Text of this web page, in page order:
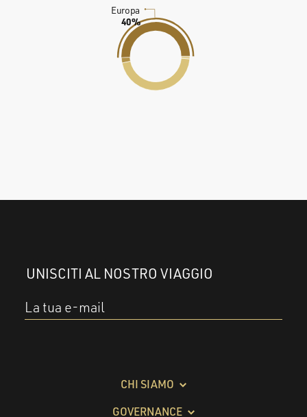
Europa
40%
UNISCITI AL NOSTRO VIAGGIO
La tua e-mail
CHI SIAMO
GOVERNANCE